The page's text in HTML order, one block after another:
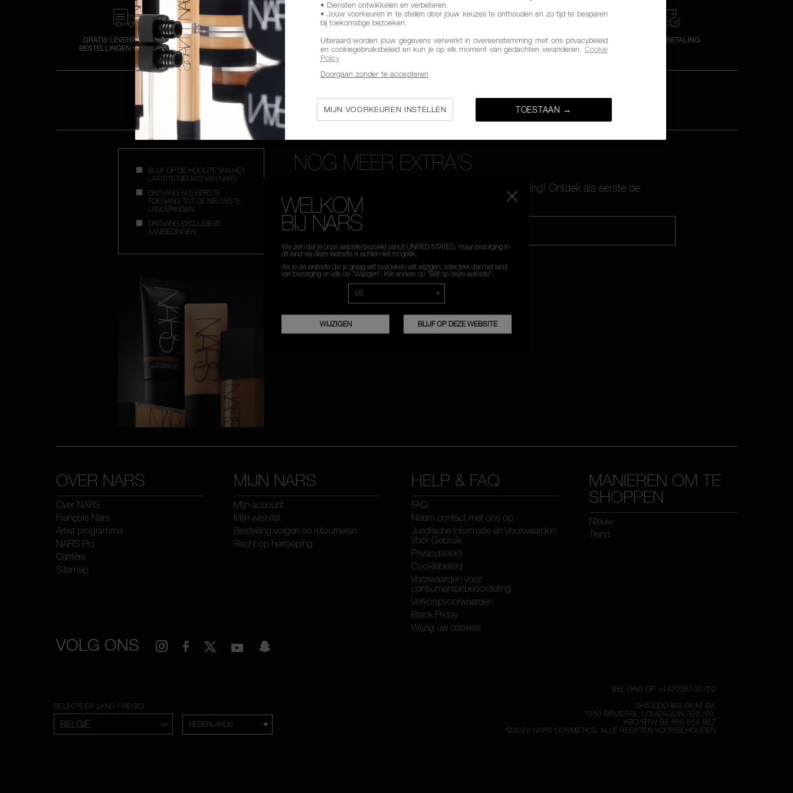
GRATIS LEVERING VOOR
BESTELLINGEN VANAF €30
GRATIS 2 SAMPLES NAAR
KEUZE BIJ ELKE BESTELLING
GRATIS RETOUR
KLANTENSERVICE VAN 9:00
TOT 18:00
VEILIGE BETALING
BLIJF OP DE HOOGTE VAN HET
LAATSTE NIEUWS VAN NARS
ONTVANG ALS EERSTE
TOEGANG TOT DE NIEUWSTE
LANCERINGEN
ONTVANG EXCLUSIEVE
AANBIEDINGEN
NOG MEER EXTRA'S
Schrijf je in voor de nieuwsbrief en ontvang -10%* korting! Ontdek als eerste de
nieuwste producten en aanbiedingen.
WAT IS JE E-MAILADRES?
INSCHRIJVEN
OVER NARS
Over NARS
François Nars
Artist programma
NARS Pro
Carrière
Sitemap
MIJN NARS
Mijn account
Mijn wishlist
Bestelling volgen en retourneren
Recht op herroeping
HELP & FAQ
FAQ
Neem contact met ons op
Juridische Informatie en Voorwaarden
Voor Gebruik
Privacybeleid
Cookiebeleid
Voorwaarden voor
consumentenbeoordeling
Verkoopvoorwaarden
Black Friday
Wijzig uw cookies
MANIEREN OM TE
SHOPPEN
Nieuw
Trend
VOLG ONS
SELECTEER LAND / REGIO
BEL ONS OP +442038100750
SHISEIDO BELGIUM BV,
1050 BRUSSEL, LOUIZALAAN 326 /60,
KBO/BTW BE 860 654 967
©2026 NARS COSMETICS. ALLE RECHTEN VOORBEHOUDEN
• Diensten ontwikkelen en verbeteren.
• Jouw voorkeuren in te stellen door jouw keuzes te onthouden en zo tijd te besparen
bij toekomstige bezoeken.
Uiteraard worden jouw gegevens verwerkt in overeenstemming met ons privacybeleid
en cookiegebruiksbeleid en kun je op elk moment van gedachten veranderen. Cookie
Policy
TOESTAAN →
MIJN VOORKEUREN INSTELLEN
Doorgaan zonder te accepteren
WELKOM
BIJ NARS
We zien dat je onze website bezoekt vanuit UNITED.STATES, maar bezorging in
dit land via deze website is echter niet mogelijk.
Als je de website die je graag wilt bezoeken wilt wijzigen, selecteer dan het land
van bezorging en klik op “Wijzigen”. Klik anders op “Blijf op deze website”.
WIJZIGEN BLIJF OP DEZE WEBSITE